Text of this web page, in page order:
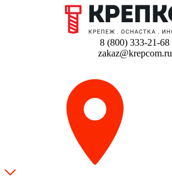
8 (800) 333-21-68
zakaz@krepcom.ru